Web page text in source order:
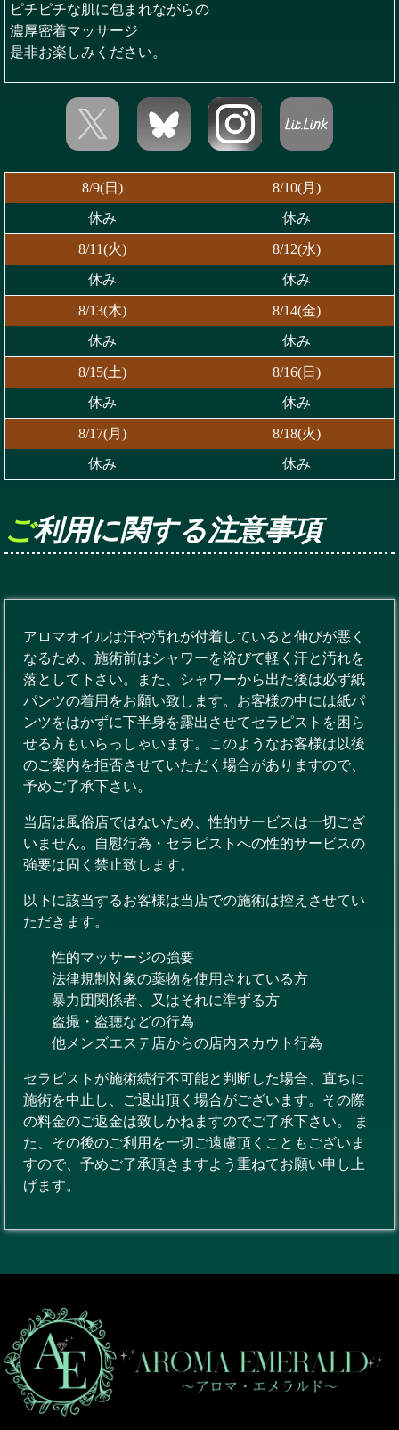
ピチピチな肌に包まれながらの
濃厚密着マッサージ
是非お楽しみください。
8/9(日)
休み
8/10(月)
休み
8/11(火)
休み
8/12(水)
休み
8/13(木)
休み
8/14(金)
休み
8/15(土)
休み
8/16(日)
休み
8/17(月)
休み
8/18(火)
休み
ご利用に関する注意事項
アロマオイルは汗や汚れが付着していると伸びが悪く
なるため、施術前はシャワーを浴びて軽く汗と汚れを
落として下さい。また、シャワーから出た後は必ず紙
パンツの着用をお願い致します。お客様の中には紙パ
ンツをはかずに下半身を露出させてセラピストを困ら
せる方もいらっしゃいます。このようなお客様は以後
のご案内を拒否させていただく場合がありますので、
予めご了承下さい。
当店は風俗店ではないため、性的サービスは一切ござ
いません。自慰行為・セラピストへの性的サービスの
強要は固く禁止致します。
以下に該当するお客様は当店での施術は控えさせてい
ただきます。
性的マッサージの強要
法律規制対象の薬物を使用されている方
暴力団関係者、又はそれに準ずる方
盗撮・盗聴などの行為
他メンズエステ店からの店内スカウト行為
セラピストが施術続行不可能と判断した場合、直ちに
施術を中止し、ご退出頂く場合がございます。その際
の料金のご返金は致しかねますのでご了承下さい。 ま
た、その後のご利用を一切ご遠慮頂くこともございま
すので、予めご了承頂きますよう重ねてお願い申し上
げます。